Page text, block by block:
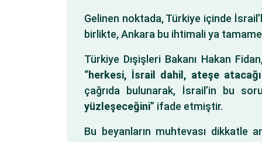
Gelinen noktada, Türkiye içinde
birlikte, Ankara bu ihtimali ya
Türkiye Dışişleri Bakanı Hakan
“herkesi, İsrail dahil, ateşe
çağrıda bulunarak, İsrail’in bu
yüzleşeceğini” ifade etmiştir.
Bu beyanların muhtevası dikkatle